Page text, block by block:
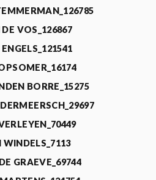
VOS_126867
BORRE_15275
WINDELS_7113
GRAEVE_69744